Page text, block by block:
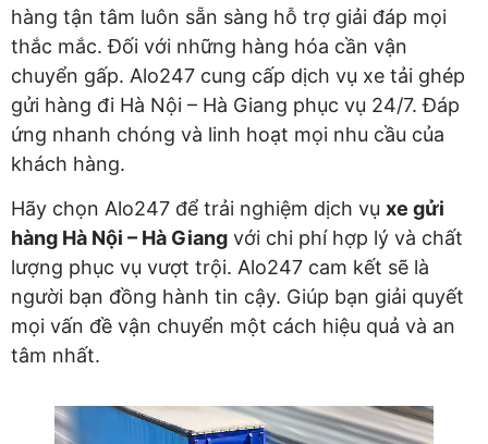
hàng tận tâm luôn sẵn sàng hỗ trợ giải đáp mọi
thắc mắc. Đối với những hàng hóa cần vận
chuyển gấp. Alo247 cung cấp dịch vụ xe tải ghép
gửi hàng đi Hà Nội – Hà Giang phục vụ 24/7. Đáp
ứng nhanh chóng và linh hoạt mọi nhu cầu của
khách hàng.
Hãy chọn Alo247 để trải nghiệm dịch vụ xe gửi
hàng Hà Nội – Hà Giang với chi phí hợp lý và chất
lượng phục vụ vượt trội. Alo247 cam kết sẽ là
người bạn đồng hành tin cậy. Giúp bạn giải quyết
mọi vấn đề vận chuyển một cách hiệu quả và an
tâm nhất.